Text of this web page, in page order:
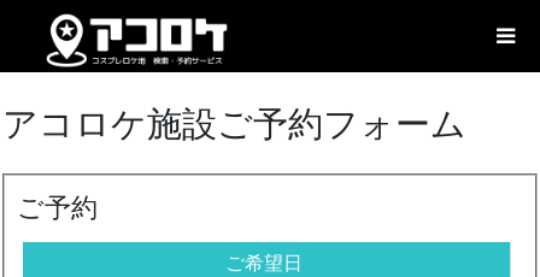
アコロケ施設ご予約フォーム
ご予約
ご希望日